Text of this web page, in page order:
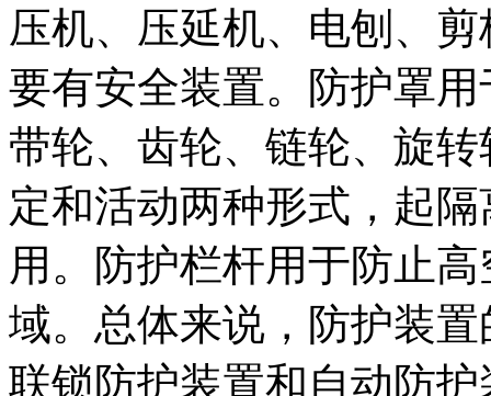
压机、压延机、电刨、
要有安全装置。防护罩
带轮、齿轮、链轮、旋
定和活动两种形式，起
用。防护栏杆用于防止
域。总体来说，防护装
联锁防护装置和自动防护